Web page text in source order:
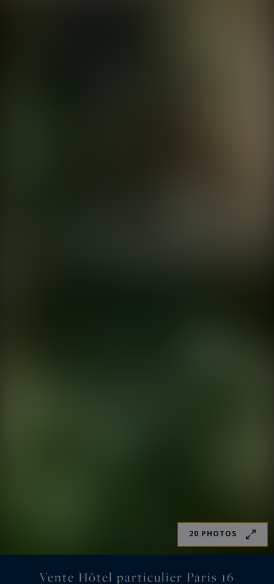
20 PHOTOS
Vente Hôtel particulier Paris 16